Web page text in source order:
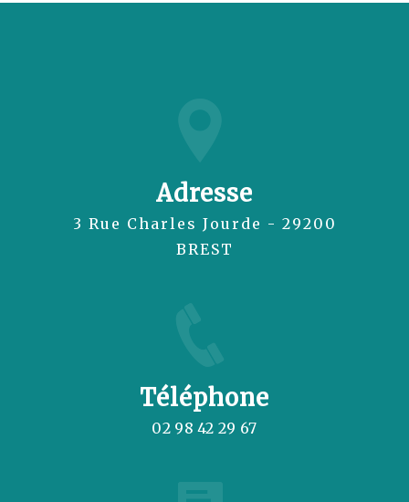
Adresse
3 Rue Charles Jourde - 29200
BREST
Téléphone
02 98 42 29 67